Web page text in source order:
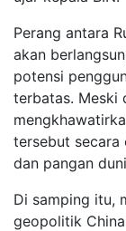
Perang antara
akan
potensi
terbatas. Meski
tersebut secara
dan pangan
Di samping itu,
geopolitik